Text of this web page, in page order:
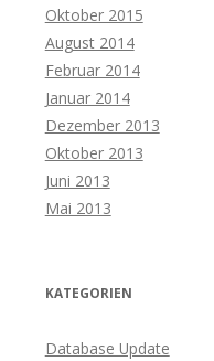
Oktober 2015
August 2014
Februar 2014
Januar 2014
Dezember 2013
Oktober 2013
Juni 2013
Mai 2013
KATEGORIEN
Database Update